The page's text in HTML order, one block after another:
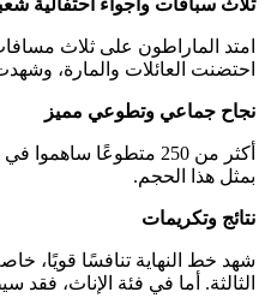
احتضنت العائلات والمارة،
نجاح جماعي وتطوعي مميز
أكثر من 250 متطوعًا
بمثل هذا الحجم.
نتائج وتكريمات
الثالثة. أما في فئة الإناث،